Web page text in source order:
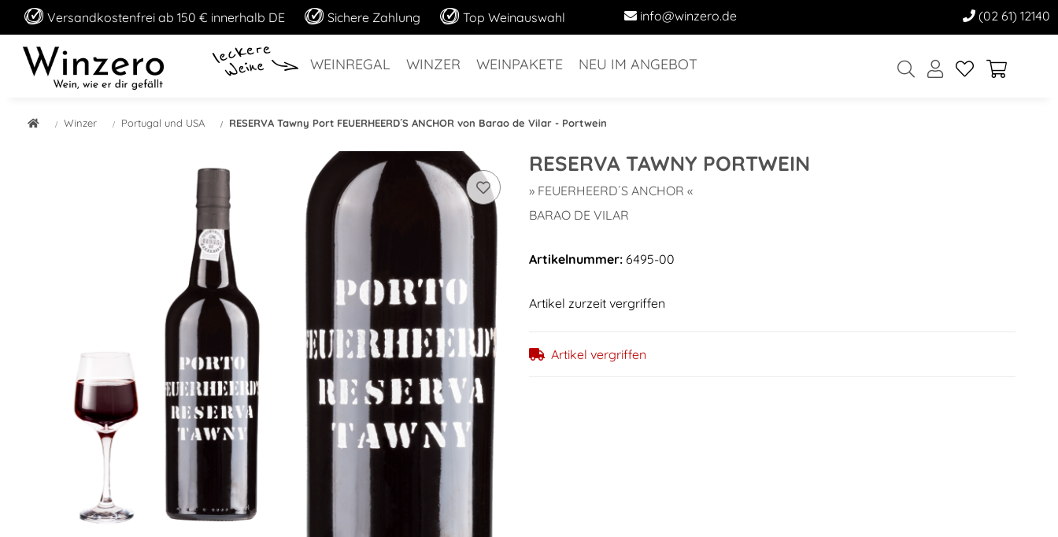
Versandkostenfrei ab 150 € innerhalb DE Sichere Zahlung Top Weinauswahl info@winzero.de (02 61) 12140
WEINREGAL WINZER WEINPAKETE NEU IM ANGEBOT
Winzer Portugal und USA RESERVA Tawny Port FEUERHEERD´S ANCHOR von Barao de Vilar - Portwein
RESERVA TAWNY PORTWEIN
» FEUERHEERD´S ANCHOR «
BARAO DE VILAR
Artikelnummer: 6495-00
Artikel zurzeit vergriffen
Artikel vergriffen